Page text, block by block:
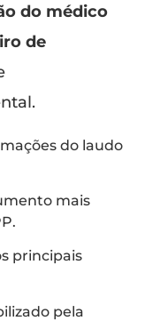
do médico
de
do laudo
mais
principais
pela